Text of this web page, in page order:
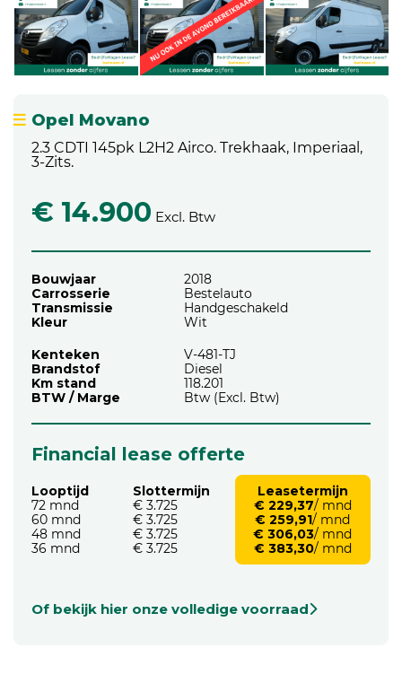
Opel Movano
2.3 CDTI 145pk L2H2 Airco. Trekhaak, Imperiaal,
3-Zits.
€ 14.900 Excl. Btw
Bouwjaar
2018
Carrosserie
Bestelauto
Transmissie
Handgeschakeld
Kleur
Wit
Kenteken
V-481-TJ
Brandstof
Diesel
Km stand
118.201
BTW / Marge
Btw (Excl. Btw)
Financial lease offerte
Looptijd
72 mnd
60 mnd
48 mnd
36 mnd
Slottermijn
€ 3.725
€ 3.725
€ 3.725
€ 3.725
Leasetermijn
€ 229,37/ mnd
€ 259,91/ mnd
€ 306,03/ mnd
€ 383,30/ mnd
Of bekijk hier onze volledige voorraad